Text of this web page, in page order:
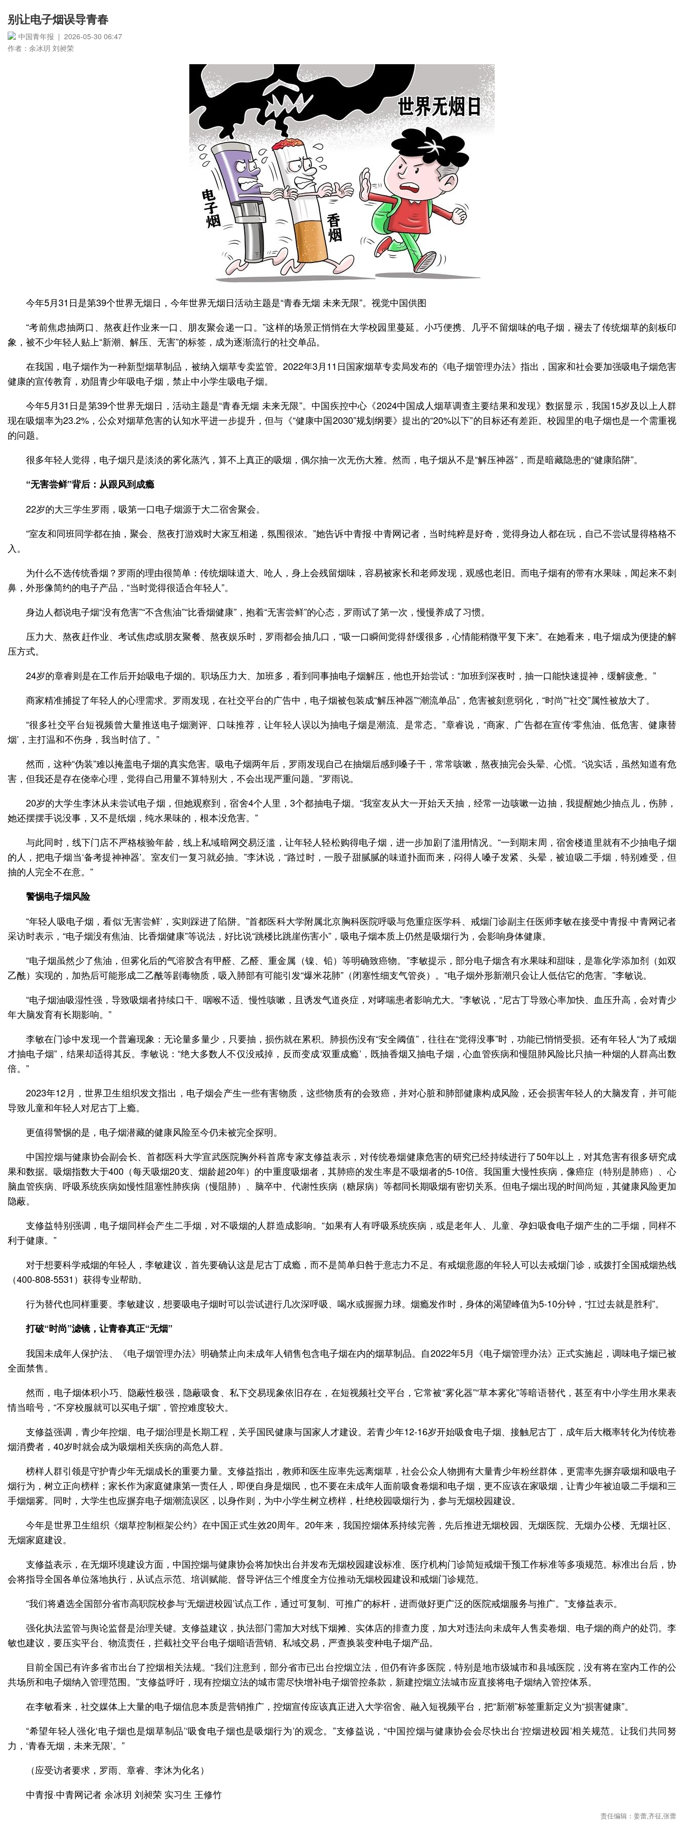
别让电子烟误导青春
中国青年报 | 2026-05-30 06:47
作者：余冰玥 刘昶荣
今年5月31日是第39个世界无烟日，今年世界无烟日活动主题是“青春无烟 未来无限”。视觉中国供图
“考前焦虑抽两口、熬夜赶作业来一口、朋友聚会递一口。”这样的场景正悄悄在大学校园里蔓延。小巧便携、几乎不留烟味的电子烟，褪去了传统烟草的刻板印
象，被不少年轻人贴上“新潮、解压、无害”的标签，成为逐渐流行的社交单品。
在我国，电子烟作为一种新型烟草制品，被纳入烟草专卖监管。2022年3月11日国家烟草专卖局发布的《电子烟管理办法》指出，国家和社会要加强吸电子烟危害
健康的宣传教育，劝阻青少年吸电子烟，禁止中小学生吸电子烟。
今年5月31日是第39个世界无烟日，活动主题是“青春无烟 未来无限”。中国疾控中心《2024中国成人烟草调查主要结果和发现》数据显示，我国15岁及以上人群
现在吸烟率为23.2%，公众对烟草危害的认知水平进一步提升，但与《“健康中国2030”规划纲要》提出的“20%以下”的目标还有差距。校园里的电子烟也是一个需重视
的问题。
很多年轻人觉得，电子烟只是淡淡的雾化蒸汽，算不上真正的吸烟，偶尔抽一次无伤大雅。然而，电子烟从不是“解压神器”，而是暗藏隐患的“健康陷阱”。
“无害尝鲜”背后：从跟风到成瘾
22岁的大三学生罗雨，吸第一口电子烟源于大二宿舍聚会。
“室友和同班同学都在抽，聚会、熬夜打游戏时大家互相递，氛围很浓。”她告诉中青报·中青网记者，当时纯粹是好奇，觉得身边人都在玩，自己不尝试显得格格不
入。
为什么不选传统香烟？罗雨的理由很简单：传统烟味道大、呛人，身上会残留烟味，容易被家长和老师发现，观感也老旧。而电子烟有的带有水果味，闻起来不刺
鼻，外形像简约的电子产品，“当时觉得很适合年轻人”。
身边人都说电子烟“没有危害”“不含焦油”“比香烟健康”，抱着“无害尝鲜”的心态，罗雨试了第一次，慢慢养成了习惯。
压力大、熬夜赶作业、考试焦虑或朋友聚餐、熬夜娱乐时，罗雨都会抽几口，“吸一口瞬间觉得舒缓很多，心情能稍微平复下来”。在她看来，电子烟成为便捷的解
压方式。
24岁的章睿则是在工作后开始吸电子烟的。职场压力大、加班多，看到同事抽电子烟解压，他也开始尝试：“加班到深夜时，抽一口能快速提神，缓解疲惫。”
商家精准捕捉了年轻人的心理需求。罗雨发现，在社交平台的广告中，电子烟被包装成“解压神器”“潮流单品”，危害被刻意弱化，“时尚”“社交”属性被放大了。
“很多社交平台短视频曾大量推送电子烟测评、口味推荐，让年轻人误以为抽电子烟是潮流、是常态。”章睿说，“商家、广告都在宣传‘零焦油、低危害、健康替
烟’，主打温和不伤身，我当时信了。”
然而，这种“伪装”难以掩盖电子烟的真实危害。吸电子烟两年后，罗雨发现自己在抽烟后感到嗓子干，常常咳嗽，熬夜抽完会头晕、心慌。“说实话，虽然知道有危
害，但我还是存在侥幸心理，觉得自己用量不算特别大，不会出现严重问题。”罗雨说。
20岁的大学生李沐从未尝试电子烟，但她观察到，宿舍4个人里，3个都抽电子烟。“我室友从大一开始天天抽，经常一边咳嗽一边抽，我提醒她少抽点儿，伤肺，
她还摆摆手说没事，又不是纸烟，纯水果味的，根本没危害。”
与此同时，线下门店不严格核验年龄，线上私域暗网交易泛滥，让年轻人轻松购得电子烟，进一步加剧了滥用情况。“一到期末周，宿舍楼道里就有不少抽电子烟
的人，把电子烟当‘备考提神神器’。室友们一复习就必抽。”李沐说，“路过时，一股子甜腻腻的味道扑面而来，闷得人嗓子发紧、头晕，被迫吸二手烟，特别难受，但
抽的人完全不在意。”
警惕电子烟风险
“年轻人吸电子烟，看似‘无害尝鲜’，实则踩进了陷阱。”首都医科大学附属北京胸科医院呼吸与危重症医学科、戒烟门诊副主任医师李敏在接受中青报·中青网记者
采访时表示，“电子烟没有焦油、比香烟健康”等说法，好比说“跳楼比跳崖伤害小”，吸电子烟本质上仍然是吸烟行为，会影响身体健康。
“电子烟虽然少了焦油，但雾化后的气溶胶含有甲醛、乙醛、重金属（镍、铅）等明确致癌物。”李敏提示，部分电子烟含有水果味和甜味，是靠化学添加剂（如双
乙酰）实现的，加热后可能形成二乙酰等剧毒物质，吸入肺部有可能引发“爆米花肺”（闭塞性细支气管炎）。“电子烟外形新潮只会让人低估它的危害。”李敏说。
“电子烟油吸湿性强，导致吸烟者持续口干、咽喉不适、慢性咳嗽，且诱发气道炎症，对哮喘患者影响尤大。”李敏说，“尼古丁导致心率加快、血压升高，会对青少
年大脑发育有长期影响。”
李敏在门诊中发现一个普遍现象：无论量多量少，只要抽，损伤就在累积。肺损伤没有“安全阈值”，往往在“觉得没事”时，功能已悄悄受损。还有年轻人“为了戒烟
才抽电子烟”，结果却适得其反。李敏说：“绝大多数人不仅没戒掉，反而变成‘双重成瘾’，既抽香烟又抽电子烟，心血管疾病和慢阻肺风险比只抽一种烟的人群高出数
倍。”
2023年12月，世界卫生组织发文指出，电子烟会产生一些有害物质，这些物质有的会致癌，并对心脏和肺部健康构成风险，还会损害年轻人的大脑发育，并可能
导致儿童和年轻人对尼古丁上瘾。
更值得警惕的是，电子烟潜藏的健康风险至今仍未被完全探明。
中国控烟与健康协会副会长、首都医科大学宣武医院胸外科首席专家支修益表示，对传统卷烟健康危害的研究已经持续进行了50年以上，对其危害有很多研究成
果和数据。吸烟指数大于400（每天吸烟20支、烟龄超20年）的中重度吸烟者，其肺癌的发生率是不吸烟者的5-10倍。我国重大慢性疾病，像癌症（特别是肺癌）、心
脑血管疾病、呼吸系统疾病如慢性阻塞性肺疾病（慢阻肺）、脑卒中、代谢性疾病（糖尿病）等都同长期吸烟有密切关系。但电子烟出现的时间尚短，其健康风险更加
隐蔽。
支修益特别强调，电子烟同样会产生二手烟，对不吸烟的人群造成影响。“如果有人有呼吸系统疾病，或是老年人、儿童、孕妇吸食电子烟产生的二手烟，同样不
利于健康。”
对于想要科学戒烟的年轻人，李敏建议，首先要确认这是尼古丁成瘾，而不是简单归咎于意志力不足。有戒烟意愿的年轻人可以去戒烟门诊，或拨打全国戒烟热线
（400-808-5531）获得专业帮助。
行为替代也同样重要。李敏建议，想要吸电子烟时可以尝试进行几次深呼吸、喝水或握握力球。烟瘾发作时，身体的渴望峰值为5-10分钟，“扛过去就是胜利”。
打破“时尚”滤镜，让青春真正“无烟”
我国未成年人保护法、《电子烟管理办法》明确禁止向未成年人销售包含电子烟在内的烟草制品。自2022年5月《电子烟管理办法》正式实施起，调味电子烟已被
全面禁售。
然而，电子烟体积小巧、隐蔽性极强，隐蔽吸食、私下交易现象依旧存在，在短视频社交平台，它常被“雾化器”“草本雾化”等暗语替代，甚至有中小学生用水果表
情当暗号，“不穿校服就可以买电子烟”，管控难度较大。
支修益强调，青少年控烟、电子烟治理是长期工程，关乎国民健康与国家人才建设。若青少年12-16岁开始吸食电子烟、接触尼古丁，成年后大概率转化为传统卷
烟消费者，40岁时就会成为吸烟相关疾病的高危人群。
榜样人群引领是守护青少年无烟成长的重要力量。支修益指出，教师和医生应率先远离烟草，社会公众人物拥有大量青少年粉丝群体，更需率先摒弃吸烟和吸电子
烟行为，树立正向榜样；家长作为家庭健康第一责任人，即便自身是烟民，也不要在未成年人面前吸食卷烟和电子烟，更不应该在家吸烟，让青少年被迫吸二手烟和三
手烟烟雾。同时，大学生也应摒弃电子烟潮流误区，以身作则，为中小学生树立榜样，杜绝校园吸烟行为，参与无烟校园建设。
今年是世界卫生组织《烟草控制框架公约》在中国正式生效20周年。20年来，我国控烟体系持续完善，先后推进无烟校园、无烟医院、无烟办公楼、无烟社区、
无烟家庭建设。
支修益表示，在无烟环境建设方面，中国控烟与健康协会将加快出台并发布无烟校园建设标准、医疗机构门诊简短戒烟干预工作标准等多项规范。标准出台后，协
会将指导全国各单位落地执行，从试点示范、培训赋能、督导评估三个维度全方位推动无烟校园建设和戒烟门诊规范。
“我们将遴选全国部分省市高职院校参与‘无烟进校园’试点工作，通过可复制、可推广的标杆，进而做好更广泛的医院戒烟服务与推广。”支修益表示。
强化执法监管与舆论监督是治理关键。支修益建议，执法部门需加大对线下烟摊、实体店的排查力度，加大对违法向未成年人售卖卷烟、电子烟的商户的处罚。李
敏也建议，要压实平台、物流责任，拦截社交平台电子烟暗语营销、私域交易，严查换装变种电子烟产品。
目前全国已有许多省市出台了控烟相关法规。“我们注意到，部分省市已出台控烟立法，但仍有许多医院，特别是地市级城市和县域医院，没有将在室内工作的公
共场所和电子烟纳入管理范围。”支修益呼吁，现有控烟立法的城市需尽快增补电子烟管控条款，新建控烟立法城市应直接将电子烟纳入管控体系。
在李敏看来，社交媒体上大量的电子烟信息本质是营销推广，控烟宣传应该真正进入大学宿舍、融入短视频平台，把“新潮”标签重新定义为“损害健康”。
“希望年轻人强化‘电子烟也是烟草制品’‘吸食电子烟也是吸烟行为’的观念。”支修益说，“中国控烟与健康协会会尽快出台‘控烟进校园’相关规范。让我们共同努
力，‘青春无烟，未来无限’。”
（应受访者要求，罗雨、章睿、李沐为化名）
中青报·中青网记者 余冰玥 刘昶荣 实习生 王修竹
责任编辑：姜蕾,齐征,张蕾